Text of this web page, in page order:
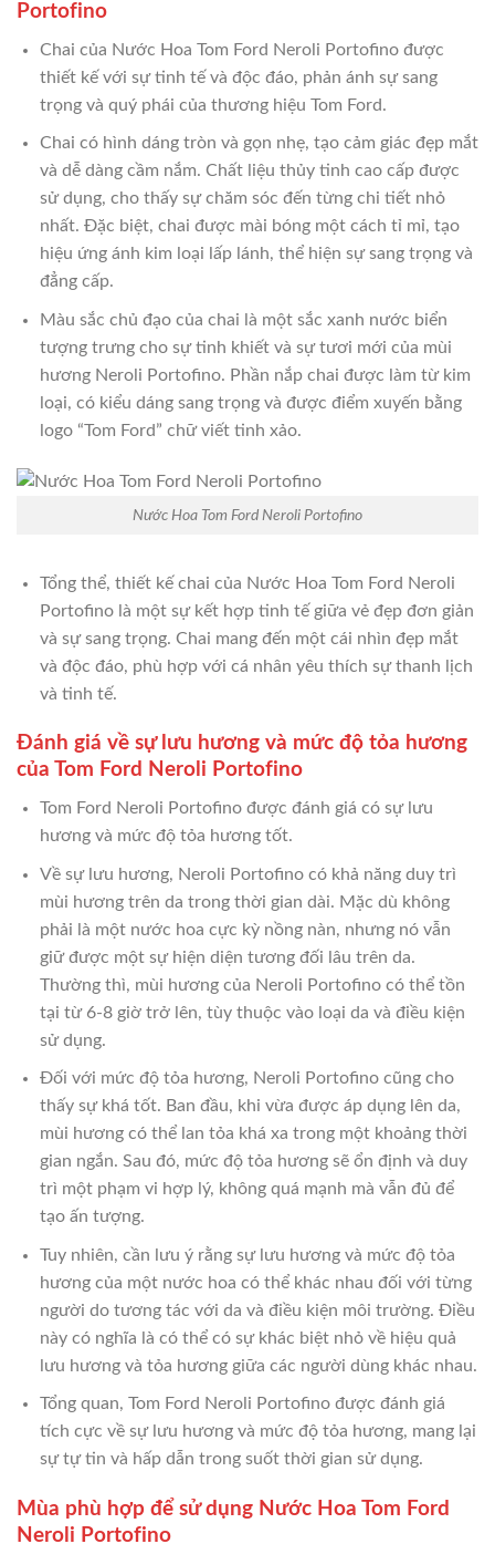
Portofino
Chai của Nước Hoa Tom Ford Neroli Portofino được
thiết kế với sự tinh tế và độc đáo, phản ánh sự sang
trọng và quý phái của thương hiệu Tom Ford.
Chai có hình dáng tròn và gọn nhẹ, tạo cảm giác đẹp mắt
và dễ dàng cầm nắm. Chất liệu thủy tinh cao cấp được
sử dụng, cho thấy sự chăm sóc đến từng chi tiết nhỏ
nhất. Đặc biệt, chai được mài bóng một cách tỉ mỉ, tạo
hiệu ứng ánh kim loại lấp lánh, thể hiện sự sang trọng và
đẳng cấp.
Màu sắc chủ đạo của chai là một sắc xanh nước biển
tượng trưng cho sự tinh khiết và sự tươi mới của mùi
hương Neroli Portofino. Phần nắp chai được làm từ kim
loại, có kiểu dáng sang trọng và được điểm xuyến bằng
logo “Tom Ford” chữ viết tinh xảo.
Nước Hoa Tom Ford Neroli Portofino
Tổng thể, thiết kế chai của Nước Hoa Tom Ford Neroli
Portofino là một sự kết hợp tinh tế giữa vẻ đẹp đơn giản
và sự sang trọng. Chai mang đến một cái nhìn đẹp mắt
và độc đáo, phù hợp với cá nhân yêu thích sự thanh lịch
và tinh tế.
Đánh giá về sự lưu hương và mức độ tỏa hương
của Tom Ford Neroli Portofino
Tom Ford Neroli Portofino được đánh giá có sự lưu
hương và mức độ tỏa hương tốt.
Về sự lưu hương, Neroli Portofino có khả năng duy trì
mùi hương trên da trong thời gian dài. Mặc dù không
phải là một nước hoa cực kỳ nồng nàn, nhưng nó vẫn
giữ được một sự hiện diện tương đối lâu trên da.
Thường thì, mùi hương của Neroli Portofino có thể tồn
tại từ 6-8 giờ trở lên, tùy thuộc vào loại da và điều kiện
sử dụng.
Đối với mức độ tỏa hương, Neroli Portofino cũng cho
thấy sự khá tốt. Ban đầu, khi vừa được áp dụng lên da,
mùi hương có thể lan tỏa khá xa trong một khoảng thời
gian ngắn. Sau đó, mức độ tỏa hương sẽ ổn định và duy
trì một phạm vi hợp lý, không quá mạnh mà vẫn đủ để
tạo ấn tượng.
Tuy nhiên, cần lưu ý rằng sự lưu hương và mức độ tỏa
hương của một nước hoa có thể khác nhau đối với từng
người do tương tác với da và điều kiện môi trường. Điều
này có nghĩa là có thể có sự khác biệt nhỏ về hiệu quả
lưu hương và tỏa hương giữa các người dùng khác nhau.
Tổng quan, Tom Ford Neroli Portofino được đánh giá
tích cực về sự lưu hương và mức độ tỏa hương, mang lại
sự tự tin và hấp dẫn trong suốt thời gian sử dụng.
Mùa phù hợp để sử dụng Nước Hoa Tom Ford
Neroli Portofino